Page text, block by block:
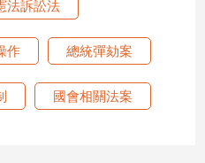
法訴訟法
作 總統彈劾案
國會相關法案